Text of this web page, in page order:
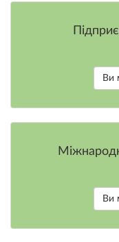
Ви
Ви